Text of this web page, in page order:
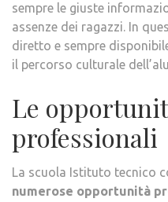
sempre le giuste
assenze dei ragazzi. In
diretto e sempre
il percorso culturale
Le
professionali
La scuola Istituto tecnico
numerose opportunità